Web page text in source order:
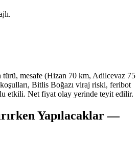
türü, mesafe (Hizan 70 km, Adilcevaz 75
Bitlis Boğazı viraj riski, feribot
etkili. Net fiyat olay yerinde teyit edilir.
Yapılacaklar —